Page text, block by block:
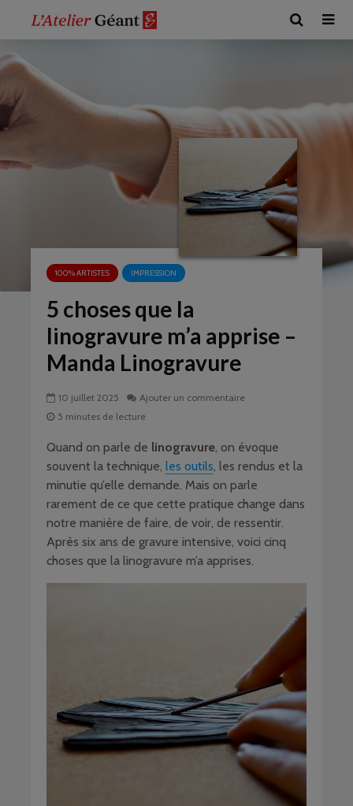
100% ARTISTES IMPRESSION
5 choses que la
linogravure m’a apprise –
Manda Linogravure
10 juillet 2025
Ajouter un commentaire
5 minutes de lecture
Quand on parle de linogravure, on évoque
souvent la technique, les outils, les rendus et la
minutie qu’elle demande. Mais on parle
rarement de ce que cette pratique change dans
notre manière de faire, de voir, de ressentir.
Après six ans de gravure intensive, voici cinq
choses que la linogravure m’a apprises.